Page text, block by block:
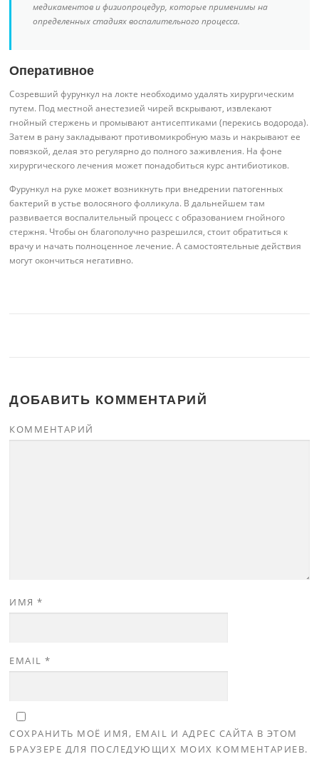
медикаментов и физиопроцедур, которые применимы на
определенных стадиях воспалительного процесса.
Оперативное
Созревший фурункул на локте необходимо удалять хирургическим
путем. Под местной анестезией чирей вскрывают, извлекают
гнойный стержень и промывают антисептиками (перекись водорода).
Затем в рану закладывают противомикробную мазь и накрывают ее
повязкой, делая это регулярно до полного заживления. На фоне
хирургического лечения может понадобиться курс антибиотиков.
Фурункул на руке может возникнуть при внедрении патогенных
бактерий в устье волосяного фолликула. В дальнейшем там
развивается воспалительный процесс с образованием гнойного
стержня. Чтобы он благополучно разрешился, стоит обратиться к
врачу и начать полноценное лечение. А самостоятельные действия
могут окончиться негативно.
ДОБАВИТЬ КОММЕНТАРИЙ
КОММЕНТАРИЙ
ИМЯ*
EMAIL*
СОХРАНИТЬ МОЁ ИМЯ, EMAIL И АДРЕС САЙТА В ЭТОМ
БРАУЗЕРЕ ДЛЯ ПОСЛЕДУЮЩИХ МОИХ КОММЕНТАРИЕВ.